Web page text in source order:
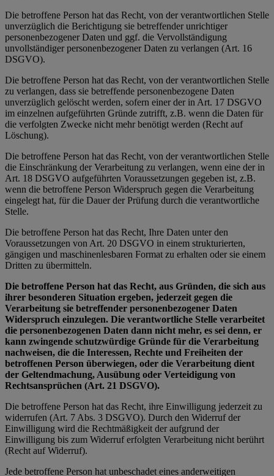
Die betroffene Person hat das Recht, von der verantwortlichen Stelle
unverzüglich die Berichtigung sie betreffender unrichtiger
personenbezogener Daten und ggf. die Vervollständigung
unvollständiger personenbezogener Daten zu verlangen (Art. 16
DSGVO).
Die betroffene Person hat das Recht, von der verantwortlichen Stelle
zu verlangen, dass sie betreffende personenbezogene Daten
unverzüglich gelöscht werden, sofern einer der in Art. 17 DSGVO
im einzelnen aufgeführten Gründe zutrifft, z.B. wenn die Daten für
die verfolgten Zwecke nicht mehr benötigt werden (Recht auf
Löschung).
Die betroffene Person hat das Recht, von der verantwortlichen Stelle
die Einschränkung der Verarbeitung zu verlangen, wenn eine der in
Art. 18 DSGVO aufgeführten Voraussetzungen gegeben ist, z.B.
wenn die betroffene Person Widerspruch gegen die Verarbeitung
eingelegt hat, für die Dauer der Prüfung durch die verantwortliche
Stelle.
Die betroffene Person hat das Recht, Ihre Daten unter den
Voraussetzungen von Art. 20 DSGVO in einem strukturierten,
gängigen und maschinenlesbaren Format zu erhalten oder sie einem
Dritten zu übermitteln.
Die betroffene Person hat das Recht, aus Gründen, die sich aus
ihrer besonderen Situation ergeben, jederzeit gegen die
Verarbeitung sie betreffender personenbezogener Daten
Widerspruch einzulegen. Die verantwortliche Stelle verarbeitet
die personenbezogenen Daten dann nicht mehr, es sei denn, er
kann zwingende schutzwürdige Gründe für die Verarbeitung
nachweisen, die die Interessen, Rechte und Freiheiten der
betroffenen Person überwiegen, oder die Verarbeitung dient
der Geltendmachung, Ausübung oder Verteidigung von
Rechtsansprüchen (Art. 21 DSGVO).
Die betroffene Person hat das Recht, ihre Einwilligung jederzeit zu
widerrufen (Art. 7 Abs. 3 DSGVO). Durch den Widerruf der
Einwilligung wird die Rechtmäßigkeit der aufgrund der
Einwilligung bis zum Widerruf erfolgten Verarbeitung nicht berührt
(Recht auf Widerruf).
Jede betroffene Person hat unbeschadet eines anderweitigen